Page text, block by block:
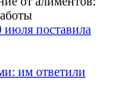
июля поставила
им ответили